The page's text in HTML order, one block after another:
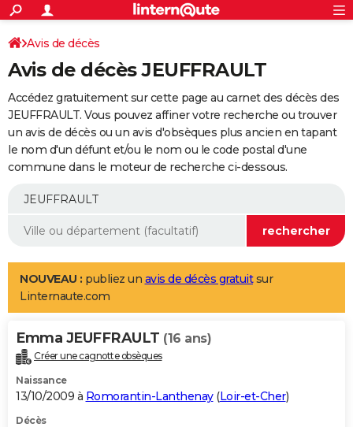
ACTUALITÉS
Politique
Société
Faits Divers
Education
Monde
Villes
+
SPORT
Coupe du monde 2026
Football
Tennis
Cyclisme
Rugby
Forum
Programme TV
TNT
Streaming
Cinéma
Sorties cinéma
Musique
+
FINANCE
Impôts
Immobilier
Risques naturels par ville
Banque
Assurance
Crédit
AUTO
Essais
Réserver un essai
Citadines
Berlines
SUV
Forum auto
+
Mobiles
Meilleur smartphone
Internet
Ordinateurs
Jeux vidéo
Guide high-tech
Aménagement intérieur
LIFESTYLE
Art de vivre
Bien-être
Loisirs
Mode
Modes de vie
Alimentation
Guide de la santé
Maladies
Médicaments
Sommeil
VOYAGE
Destinations
City break
Voyage nature
Voyage de noces
Forum
Climat
+PHOTO
GUIDES D'ACHAT
Avis de décès
Avis de décès JEUFFRAULT
Accédez gratuitement sur cette page au carnet des décès des
JEUFFRAULT. Vous pouvez affiner votre recherche ou trouver
un avis de décès ou un avis d'obsèques plus ancien en tapant
le nom d'un défunt et/ou le nom ou le code postal d'une
commune dans le moteur de recherche ci-dessous.
NOUVEAU : publiez un avis de décès gratuitsur
Linternaute.com
Emma JEUFFRAULT (16 ans)
Créer une cagnotte obsèques
Naissance
13/10/2009 à Romorantin-Lanthenay(Loir-et-Cher)
Décès